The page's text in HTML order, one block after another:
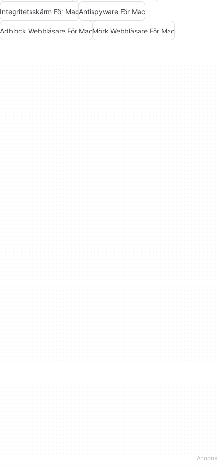
Integritetsskärm För MacAntispyware För Mac
Adblock Webbläsare För MacMörk Webbläsare För Mac